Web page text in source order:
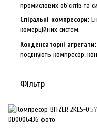
промислових об'єктів та
Спіральні компресори:
комерційних систем.
Конденсаторні агрегати
поєднують компресор,
Фільтр